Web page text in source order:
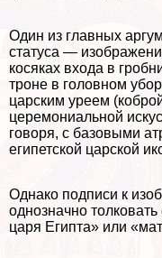
Один из главных
статуса —
косяках входа в
троне в головном
царским уреем
церемониальной
говоря, с базовыми
египетской царской
Однако подписи к
однозначно
царя Египта» или